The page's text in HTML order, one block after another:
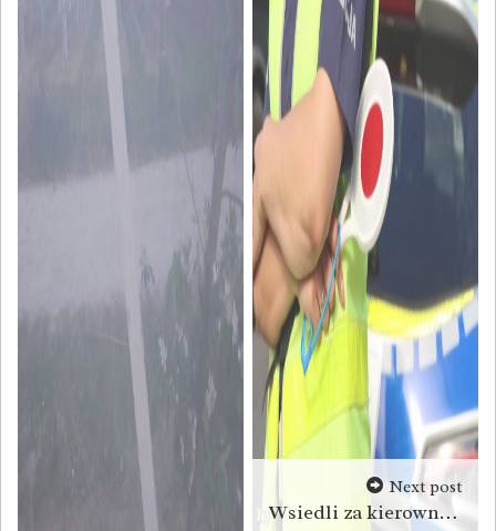
Next post
Wsiedli za kierownicę pod wpływem alkoholu